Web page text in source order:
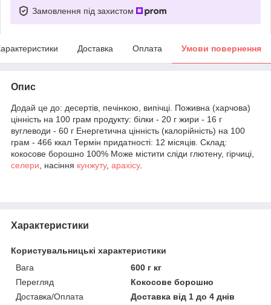
Замовлення під захистом
Доставка Оплата Умови повернення
Опис
Додай це до: десертів, печінкою, випічці. Поживна (харчова)
цінність на 100 грам продукту: білки - 20 г жири - 16 г
вуглеводи - 60 г Енергетична цінність (калорійність) на 100
грам - 466 ккал Термін придатності: 12 місяців. Склад:
кокосове борошно 100% Може містити сліди глютену, гірчиці,
селери , насіння кунжуту, арахісу.
Характеристики
Користувальницькі характеристики
Вага
600 г кг
Перегляд
Кокосове борошно
Доставка/Оплата
Доставка від 1 до 4 днів